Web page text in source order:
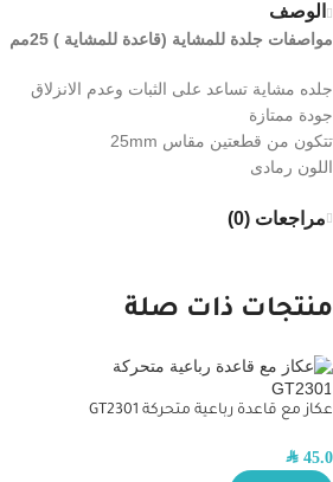
الوصف
مواصفات جلدة للمشاية (قاعدة للمشاية ) 25مم
جلده مشاية تساعد على الثبات وعدم الانزلاق
جودة ممتازة
تتكون من قطعتين مقاس 25mm
اللون رمادى
مراجعات (0)
منتجات ذات صلة
عكاز مع قاعدة رباعية متحركة GT2301
SAR 45.0